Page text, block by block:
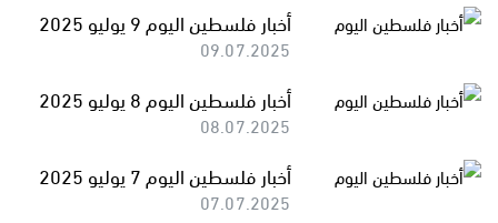
أخبار فلسطين اليوم 9 يوليو 2025
09.07.2025
أخبار فلسطين اليوم 8 يوليو 2025
08.07.2025
أخبار فلسطين اليوم 7 يوليو 2025
07.07.2025